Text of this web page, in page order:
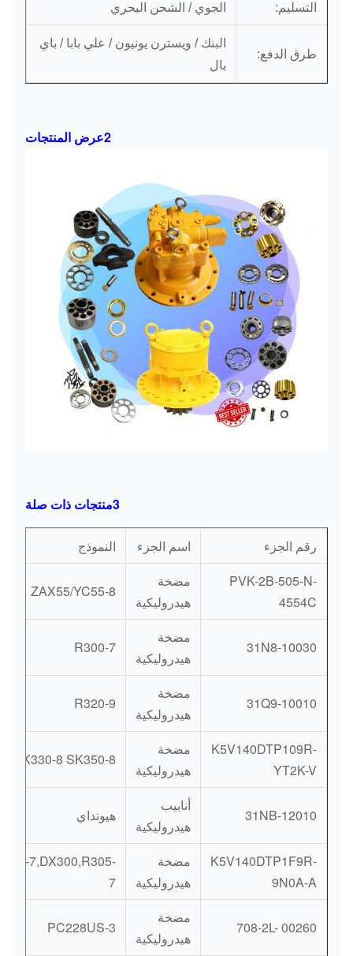
التسليم:
الجوي / الشحن البحري
طرق الدفع:
البنك / ويسترن يونيون / علي بابا / باي
بال
2عرض المنتجات
3منتجات ذات صلة
رقم الجزء اسم الجزء
النموذج
PVK-2B-505-N-
4554C
مضخة
هيدروليكية
ZAX55/YC55-8
31N8-10030
مضخة
هيدروليكية
R300-7
31Q9-10010
مضخة
هيدروليكية
R320-9
K5V140DTP109R-
YT2K-V
مضخة
هيدروليكية
SK330-8 SK350-8
31NB-12010
أنابيب
هيدروليكية
هيونداي
K5V140DTP1F9R-
9N0A-A
مضخة
هيدروليكية
7,DX300,R305-
7
708-2L- 00260
مضخة
هيدروليكية
PC228US-3